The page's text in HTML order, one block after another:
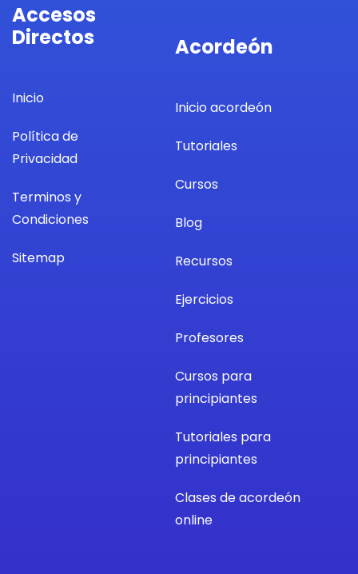
Accesos
Directos
Inicio
Política de
Privacidad
Terminos y
Condiciones
Sitemap
Acordeón
Inicio acordeón
Tutoriales
Cursos
Blog
Recursos
Ejercicios
Profesores
Cursos para
principiantes
Tutoriales para
principiantes
Clases de acordeón
online